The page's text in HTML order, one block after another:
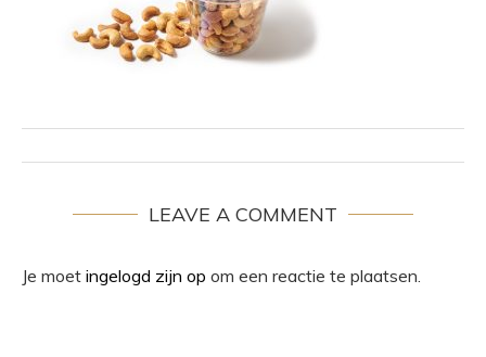
LEAVE A COMMENT
Je moet ingelogd zijn op om een reactie te plaatsen.